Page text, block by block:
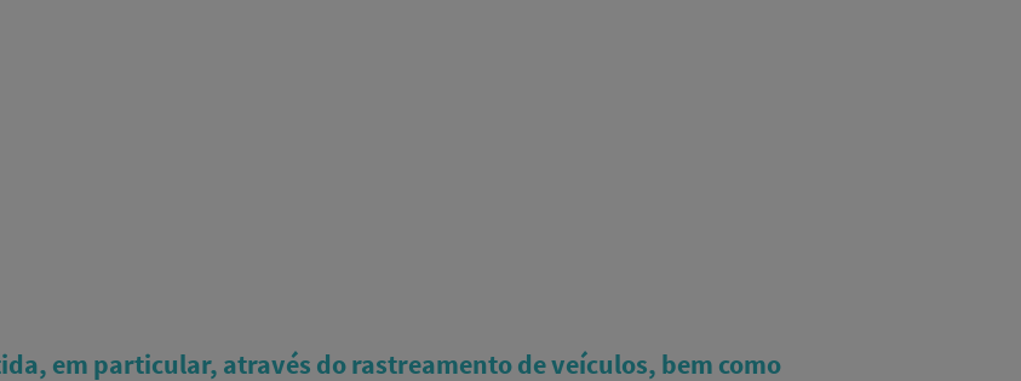
em particular, através do rastreamento de veículos, bem como